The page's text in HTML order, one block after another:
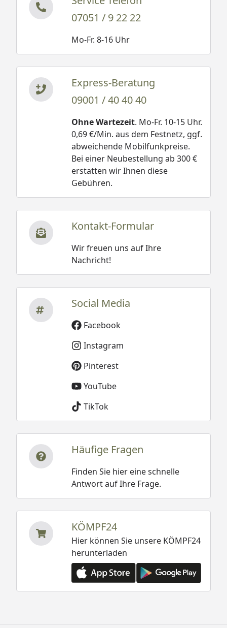
07051 / 9 22 22
Mo-Fr. 8-16 Uhr
Express-Beratung
09001 / 40 40 40
Ohne Wartezeit. Mo-Fr. 10-15 Uhr.
0,69 €/Min. aus dem Festnetz, ggf.
abweichende Mobilfunkpreise.
Bei einer Neubestellung ab 300 €
erstatten wir Ihnen diese
Gebühren.
Kontakt-Formular
Wir freuen uns auf Ihre
Nachricht!
Social Media
Facebook
Instagram
Pinterest
YouTube
TikTok
Häufige Fragen
Finden Sie hier eine schnelle
Antwort auf Ihre Frage.
KÖMPF24
Hier können Sie unsere KÖMPF24
herunterladen